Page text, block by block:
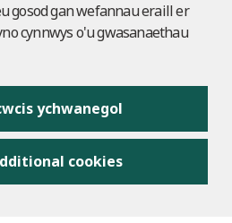
gosod gan wefannau eraill er
cynnwys o'u gwasanaethau
ychwanegol
cookies